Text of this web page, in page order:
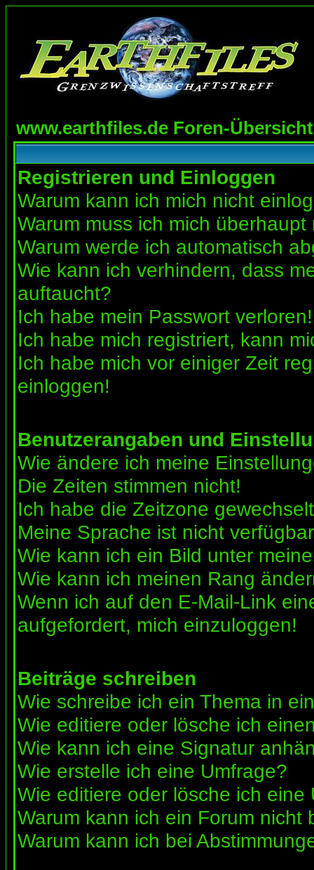
www.earthfiles.de Foren-Übersicht
Registrieren und Einloggen
Warum kann ich mich nicht
Warum muss ich mich überhaupt
Warum werde ich automatisch
Wie kann ich verhindern, dass
auftaucht?
Ich habe mein Passwort verloren!
Ich habe mich registriert, kann
Ich habe mich vor einiger Zeit
einloggen!
Benutzerangaben und
Wie ändere ich meine
Die Zeiten stimmen nicht!
Ich habe die Zeitzone
Meine Sprache ist nicht
Wie kann ich ein Bild unter
Wie kann ich meinen Rang
Wenn ich auf den E-Mail-Link
aufgefordert, mich einzuloggen!
Beiträge schreiben
Wie schreibe ich ein Thema in
Wie editiere oder lösche ich
Wie kann ich eine Signatur
Wie erstelle ich eine Umfrage?
Wie editiere oder lösche ich eine
Warum kann ich ein Forum nicht
Warum kann ich bei